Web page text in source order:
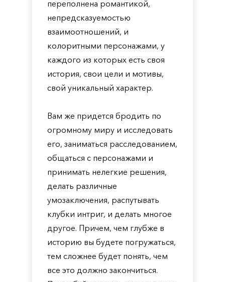
переполнена романтикой,
непредсказуемостью
взаимоотношений, и
колоритными персонажами, у
каждого из которых есть своя
история, свои цели и мотивы,
свой уникальный характер.
Вам же придется бродить по
огромному миру и исследовать
его, заниматься расследованием,
общаться с персонажами и
принимать нелегкие решения,
делать различные
умозаключения, распутывать
клубки интриг, и делать многое
другое. Причем, чем глубже в
историю вы будете погружаться,
тем сложнее будет понять, чем
все это должно закончиться.